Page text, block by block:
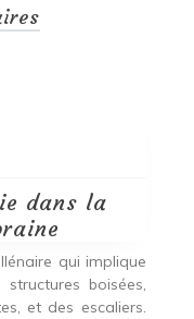
dans la
qui implique
boisées,
et des escaliers.